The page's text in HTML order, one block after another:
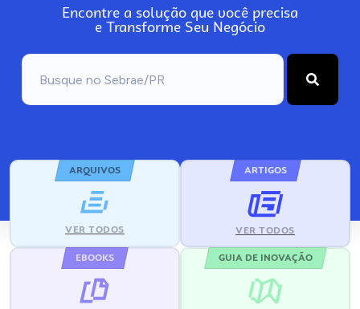
Encontre a solução que você precisa
e Transforme Seu Negócio
ARQUIVOS
VER TODOS
ARTIGOS
VER TODOS
EBOOKS GUIA DE INOVAÇÃO